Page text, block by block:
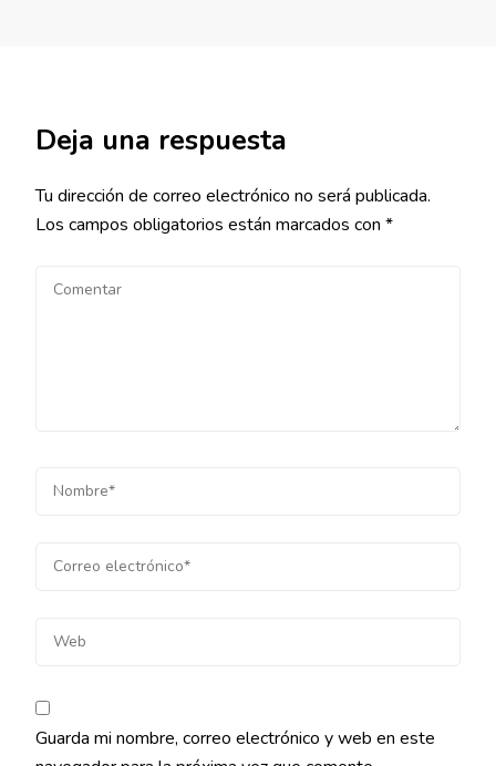
Deja una respuesta
Tu dirección de correo electrónico no será publicada.
Los campos obligatorios están marcados con *
Guarda mi nombre, correo electrónico y web en este